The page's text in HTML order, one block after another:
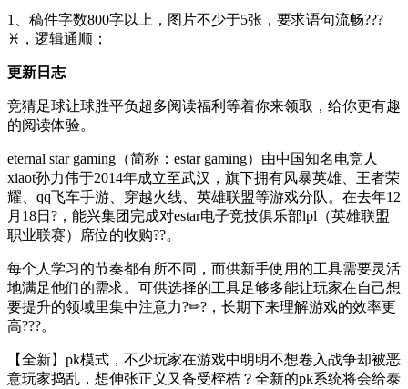
1、稿件字数800字以上，图片不少于5张，要求语句流畅???
♓，逻辑通顺；
更新日志
竞猜足球让球胜平负超多阅读福利等着你来领取，给你更有趣
的阅读体验。
eternal star gaming（简称：estar gaming）由中国知名电竞人
xiaot孙力伟于2014年成立至武汉，旗下拥有风暴英雄、王者荣
耀、qq飞车手游、穿越火线、英雄联盟等游戏分队。在去年12
月18日?，能兴集团完成对estar电子竞技俱乐部lpl（英雄联盟
职业联赛）席位的收购??。
每个人学习的节奏都有所不同，而供新手使用的工具需要灵活
地满足他们的需求。可供选择的工具足够多能让玩家在自己想
要提升的领域里集中注意力?✏?，长期下来理解游戏的效率更
高???。
【全新】pk模式，不少玩家在游戏中明明不想卷入战争却被恶
意玩家捣乱，想伸张正义又备受桎梏？全新的pk系统将会给泰